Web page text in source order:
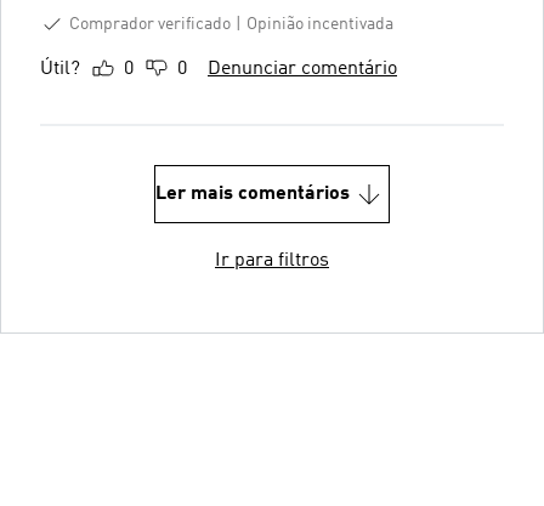
Comprador verificado
Opinião incentivada
Útil? 0 0 Denunciar comentário
Ler mais comentários
Ir para filtros